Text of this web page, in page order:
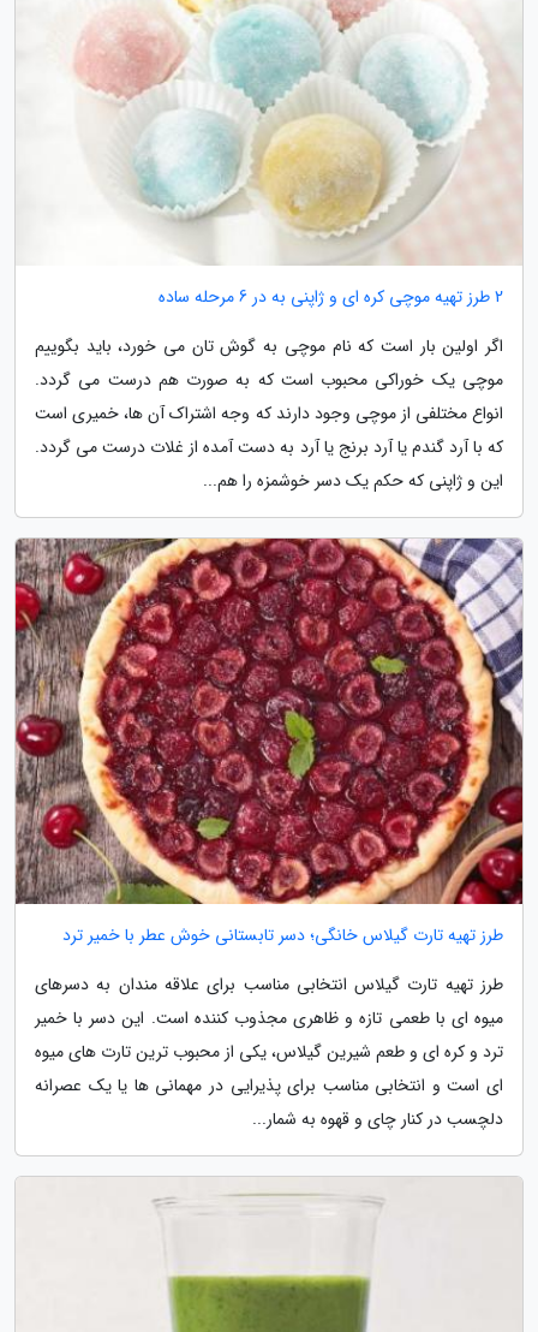
2 طرز تهیه موچی کره ای و ژاپنی به در 6 مرحله ساده
اگر اولین بار است که نام موچی به گوش تان می خورد، باید بگوییم
موچی یک خوراکی محبوب است که به صورت هم درست می گردد.
انواع مختلفی از موچی وجود دارند که وجه اشتراک آن ها، خمیری است
که با آرد گندم یا آرد برنج یا آرد به دست آمده از غلات درست می گردد.
این و ژاپنی که حکم یک دسر خوشمزه را هم...
طرز تهیه تارت گیلاس خانگی؛ دسر تابستانی خوش عطر با خمیر ترد
طرز تهیه تارت گیلاس انتخابی مناسب برای علاقه مندان به دسرهای
میوه ای با طعمی تازه و ظاهری مجذوب کننده است. این دسر با خمیر
ترد و کره ای و طعم شیرین گیلاس، یکی از محبوب ترین تارت های میوه
ای است و انتخابی مناسب برای پذیرایی در مهمانی ها یا یک عصرانه
دلچسب در کنار چای و قهوه به شمار...